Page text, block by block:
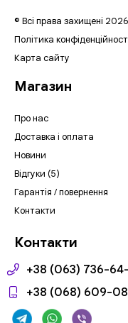
© Всі права захищені 2026
Політика
Карта сайту
Магазин
Про нас
Доставка і оплата
Новини
Відгуки (5)
Гарантія / повернення
Контакти
Контакти
+38 (063) 736-
+38 (068) 609-